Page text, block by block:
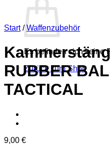
Es befinden sich keine
Zurück zum Shop
Start / Waffenzubehör
RUBBER
TACTICAL
9,00 €